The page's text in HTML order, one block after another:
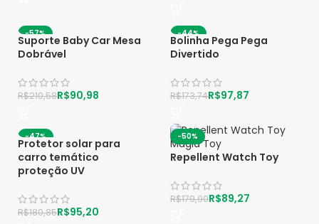
-57%
Suporte Baby Car Mesa
Dobrável
R$210,58R$90,98
-44%
Bolinha Pega Pega
Divertido
R$173,74R$97,87
-47%
Protetor solar para
carro temático
proteção UV
R$180,85R$95,20
-50%
Repellent Watch Toy
R$179,90R$89,27